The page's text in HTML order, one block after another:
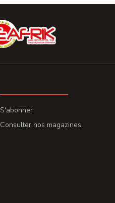
S'abonner
Consulter nos magazines